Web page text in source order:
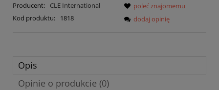
Producent:
CLE International
Kod produktu:
1818
poleć znajomemu
dodaj opinię
Opis
Opinie o produkcie (0)